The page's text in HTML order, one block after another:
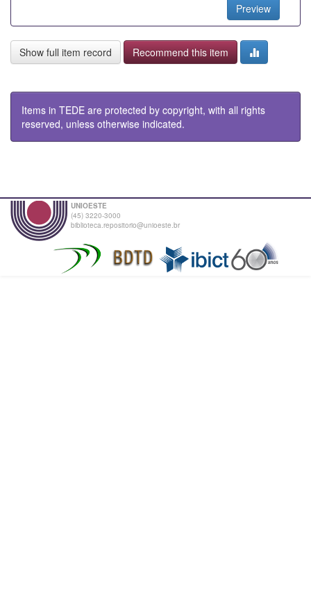
Preview
Show full item record Recommend this item
Items in TEDE are protected by copyright, with all rights
reserved, unless otherwise indicated.
UNIOESTE
(45) 3220-3000
biblioteca.repositorio@unioeste.br